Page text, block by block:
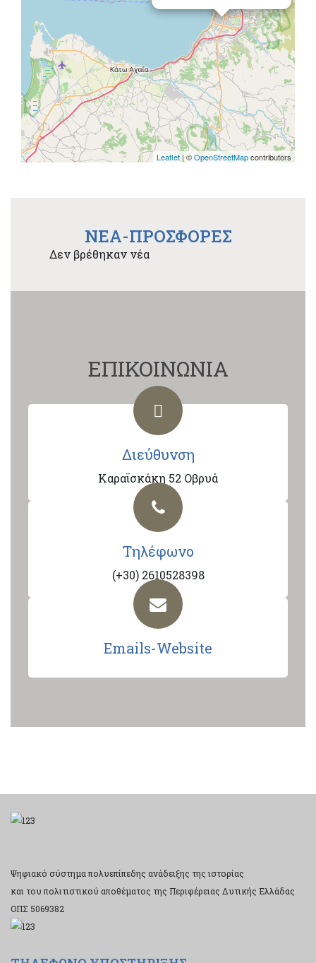
Leaflet | ©OpenStreetMapcontributors
NEA-ΠΡΟΣΦΟΡΕΣ
Δεν βρέθηκαν νέα
ΕΠΙΚΟΙΝΩΝΙΑ
Διεύθυνση
Καραϊσκάκη 52 Οβρυά
Τηλέφωνο
(+30) 2610528398
Emails-Website
Ψηφιακό σύστημα πολυεπίπεδης ανάδειξης της ιστορίας
και του πολιτιστικού αποθέματος της Περιφέρειας Δυτικής Ελλάδας
ΟΠΣ 5069382